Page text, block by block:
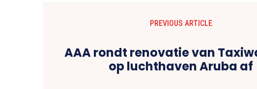
PREVIOUS ARTICLE
AAA rondt renovatie van
op luchthaven Aruba af